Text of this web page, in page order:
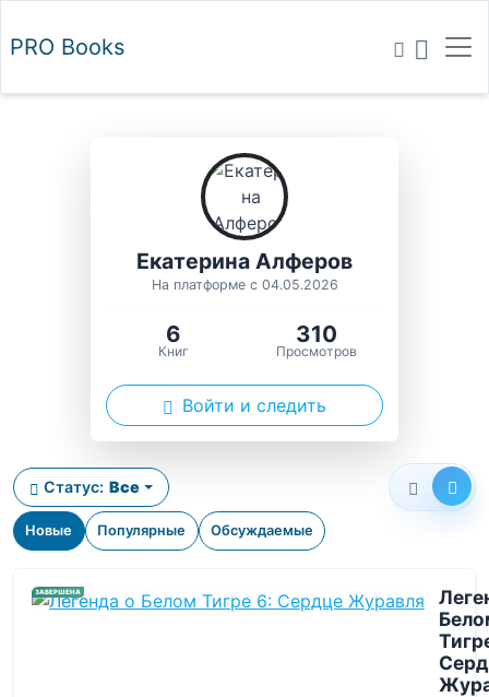
PRO Books
Екатерина Алферов
На платформе с 04.05.2026
6
Книг
310
Просмотров
Войти и следить
Новые Популярные Обсуждаемые
Статус: Все
ЗАВЕРШЕНА